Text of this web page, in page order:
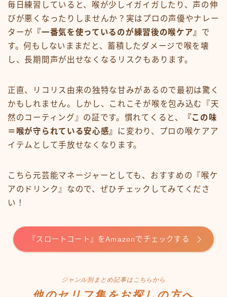
毎日練習していると、喉が少しイガイガしたり、声の伸
びが悪くなったりしませんか？実はプロの声優やナレー
ターが
『一番気を使っているのが練習後の喉ケア』 で
す。何もしないままだと、蓄積したダメージで喉を壊
し、長期間声が出せなくなるリスクもあります。
正直、リコリス由来の独特な甘みがあるので最初は驚く
かもしれません。しかし、これこそが喉を包み込む『天
然のコーティング』の証です。慣れてくると、
『この味
＝喉が守られている安心感』
に変わり、プロの喉ケアア
イテムとして手放せなくなります。
こちら元芸能マネージャーとしても、おすすめの『喉ケ
アのドリンク』なので、ぜひチェックしてみてくださ
い！
『スロートコート』をAmazonでチェックする
ジャンル別まとめ記事はこちらから